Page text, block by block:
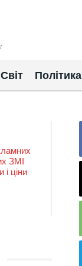
Світ Політика
ЗМІ
і ціни